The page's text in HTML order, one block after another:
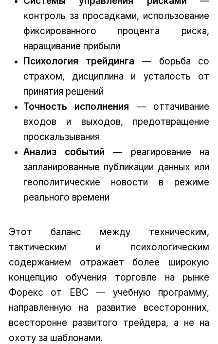
контроль за просадками, использование
фиксированного процента риска,
наращивание прибыли
Психология трейдинга — борьба со
страхом, дисциплина и усталость от
принятия решений
Точность исполнения — оттачивание
входов и выходов, предотвращение
проскальзывания
Анализ событий — реагирование на
запланированные публикации данных или
геополитические новости в режиме
реального времени
Этот баланс между техническим,
тактическим и психологическим
содержанием отражает более широкую
концепцию обучения торговле на рынке
Форекс от EBC — учебную программу,
направленную на развитие всесторонних,
всесторонне развитого трейдера, а не на
охоту за шаблонами.